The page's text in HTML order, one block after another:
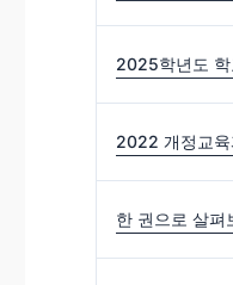
2025학년도 학
2022 개정교육
한 권으로 살펴